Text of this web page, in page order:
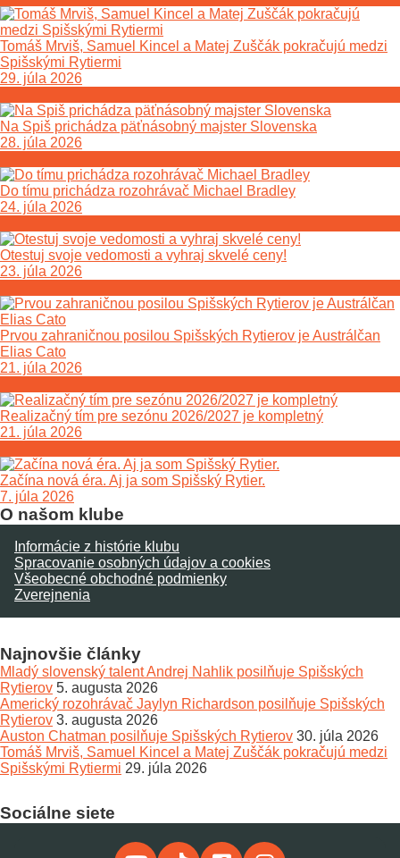
Tomáš Mrviš, Samuel Kincel a Matej Zuščák pokračujú medzi
Spišskými Rytiermi
29. júla 2026
Na Spiš prichádza päťnásobný majster Slovenska
28. júla 2026
Do tímu prichádza rozohrávač Michael Bradley
24. júla 2026
Otestuj svoje vedomosti a vyhraj skvelé ceny!
23. júla 2026
Prvou zahraničnou posilou Spišských Rytierov je Austrálčan
Elias Cato
21. júla 2026
Realizačný tím pre sezónu 2026/2027 je kompletný
21. júla 2026
Začína nová éra. Aj ja som Spišský Rytier.
7. júla 2026
O našom klube
Informácie z histórie klubu
Spracovanie osobných údajov a cookies
Všeobecné obchodné podmienky
Zverejnenia
Najnovšie články
Mladý slovenský talent Andrej Nahlik posilňuje Spišských
Rytierov 5. augusta 2026
Americký rozohrávač Jaylyn Richardson posilňuje Spišských
Rytierov 3. augusta 2026
Auston Chatman posilňuje Spišských Rytierov 30. júla 2026
Tomáš Mrviš, Samuel Kincel a Matej Zuščák pokračujú medzi
Spišskými Rytiermi 29. júla 2026
Sociálne siete